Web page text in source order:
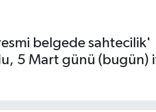
belgede sahtecilik'
5 Mart günü (bugün)